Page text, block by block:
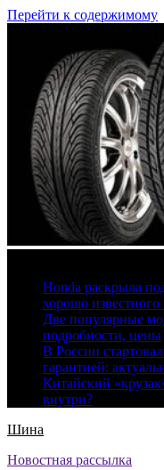
Перейти к содержимому
Honda раскрыла
хорошо
Две популярные
подробности, цены
В России
гарантией:
Китайский
внутри?
Шина
Новостная рассылка